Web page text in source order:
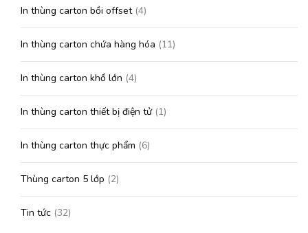
In thùng carton bồi offset(4)
In thùng carton chứa hàng hóa (11)
In thùng carton khổ lớn (4)
In thùng carton thiết bị điện tử(1)
In thùng carton thực phẩm (6)
Thùng carton 5 lớp (2)
Tin tức (32)